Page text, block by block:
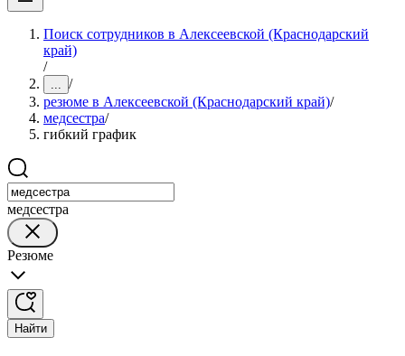
Поиск сотрудников в Алексеевской (Краснодарский
край)
/
... /
резюме в Алексеевской (Краснодарский край)/
медсестра/
гибкий график
медсестра
Резюме
Найти